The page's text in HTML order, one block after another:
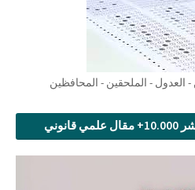
- العدول - الملحقين - المحافظين